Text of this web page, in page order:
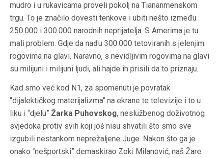
mudro i u rukavicama proveli pokolj na Tiananmenskom
trgu. To je značilo dovesti tenkove i ubiti nešto između
250.000 i 300.000 narodnih neprijatelja. S Amerima je tu
mali problem. Gdje da nađu 300.000 tetoviranih s jelenjim
rogovima na glavi. Naravno, s nevidljivim rogovima na glavi
su milijuni i milijuni ljudi, ali hajde ih prisili da to priznaju.
Kad smo već kod N1, za spomenuti je povratak
“dijalektičkog materijalizma“ na ekrane te televizije i to u
liku i “djelu” Žarka Puhovskog, neslužbenog doživotnog
svjedoka protiv svih koji još nisu shvatili što smo sve
izgubili nestankom neprežaljene Juge. Nakon što ga je
onako “nešportski” demaskirao Zoki Milanović, naš Žare